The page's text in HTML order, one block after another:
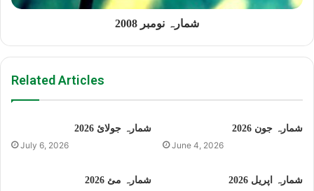
شمارہ نومبر 2008
Related Articles
شمارہ جولائ 2026
July 6, 2026
شمارہ جون 2026
June 4, 2026
شمارہ مئ 2026
شمارہ اپریل 2026